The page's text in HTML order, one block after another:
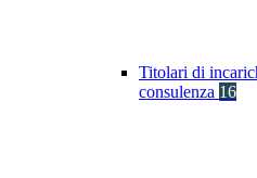
Titolari di
consulenza 16